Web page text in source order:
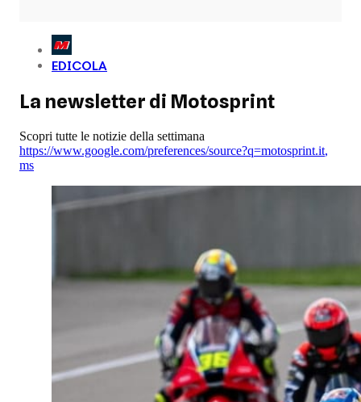
EDICOLA
La newsletter di Motosprint
Scopri tutte le notizie della settimana
https://www.google.com/preferences/source?q=motosprint.it,
ms